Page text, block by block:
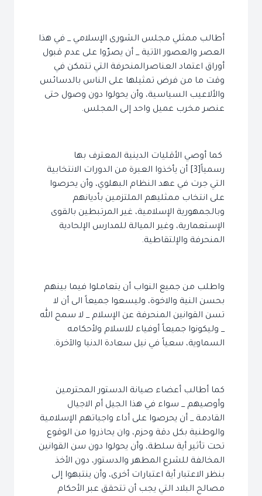
أطالب ممثلي مجلس الشورى الإسلامي _ في هذا
العصر والعصور الآتية _ أن يصرّوا على عدم قبول
أوراق اعتماد العناصرالمنحرفة التي تتمكن في
وقت ما من فرض تمثيلها على الناس بالدسائس
والألاعيب السياسية، وأن يحولوا دون وصول حتى
عنصر مخرب عميل واحد إلى المجلس.
كما أوصي الأقليات الدينية المعترف بها
رسمياً[3] أن يأخذوا العبرة من الدورات الانتخابية
التي جرت في عهد النظام البهلوي، وأن يحرصوا
على انتخاب ممثليهم الملتزمين بأديانهم
وبالجمهورية الإسلامية، غير المرتبطين بالقوى
الإستعمارية، وغير الميالة للمدارس الإلحادية
المنحرفة والإلتقاطية.
واطلب من جميع النواب أن يتعاملوا فيما بينهم
بحسن النية والاخوة، وليسعوا جميعاً الى أن لا
تسن القوانين المنحرفة عن الإسلام _ لا سمح الله
_ وليكونوا جميعاً أوفياء للاسلام ولأحكامه
السماوية، سعياً في نيل سعادة الدنيا والآخرة.
كما أطالب أعضاء صيانة الدستور المحترمين
وأوصيهم _ سواء في هذا الجيل أم الاجيال
القادمة _ أن يحرصوا على أداء واجباتهم الإسلامية
والوطنية بكل دقة وحزم، وان يحاذروا من الوقوع
تحت تأثير أية سلطة، وأن يحولوا دون سن القوانين
المخالفة للشرع المطهر والدستور، دون الأخذ
بنظر الاعتبار أية اعتبارات أخرى، وأن ينتبهوا إلى
مصالح البلاد التي يجب أن تتحقق عبر الأحكام